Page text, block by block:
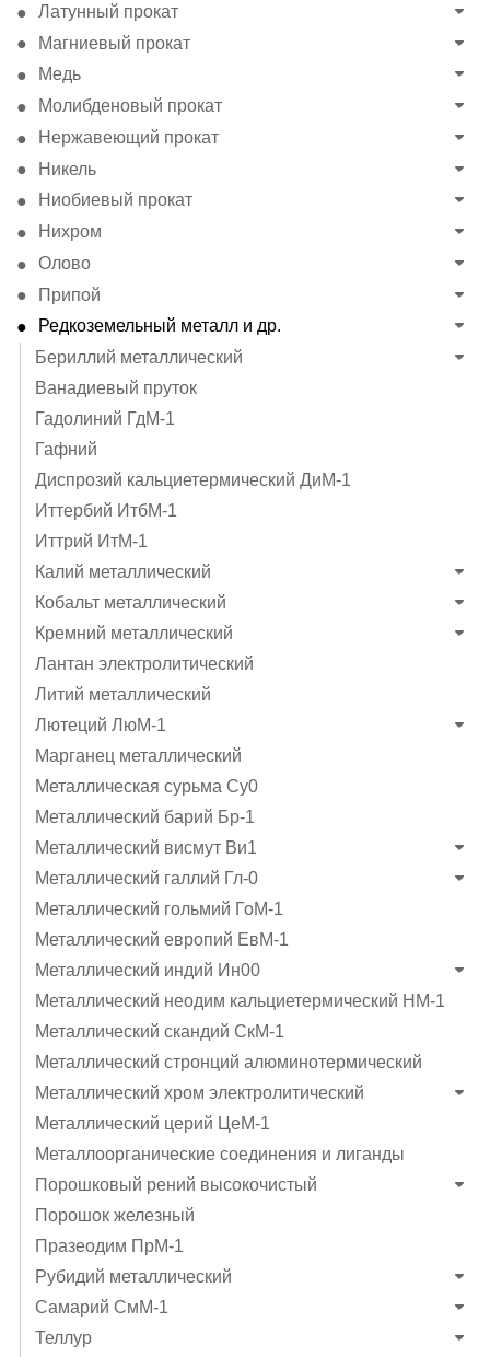
Латунный прокат
Магниевый прокат
Медь
Молибденовый прокат
Нержавеющий прокат
Никель
Ниобиевый прокат
Нихром
Олово
Припой
Редкоземельный металл и др.
Бериллий металлический
Ванадиевый пруток
Гадолиний ГдМ-1
Гафний
Диспрозий кальциетермический ДиМ-1
Иттербий ИтбМ-1
Иттрий ИтМ-1
Калий металлический
Кобальт металлический
Кремний металлический
Лантан электролитический
Литий металлический
Лютеций ЛюМ-1
Марганец металлический
Металлическая сурьма Су0
Металлический барий Бр-1
Металлический висмут Ви1
Металлический галлий Гл-0
Металлический гольмий ГоМ-1
Металлический европий ЕвМ-1
Металлический индий Ин00
Металлический неодим кальциетермический НМ-1
Металлический скандий СкМ-1
Металлический стронций алюминотермический
Металлический хром электролитический
Металлический церий ЦеМ-1
Металлоорганические соединения и лиганды
Порошковый рений высокочистый
Порошок железный
Празеодим ПрМ-1
Рубидий металлический
Самарий СмМ-1
Теллур